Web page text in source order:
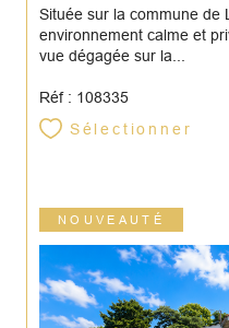
Située sur la commune de
environnement calme et
vue dégagée sur la...
Réf : 108335
Sélectionner
NOUVEAUTÉ